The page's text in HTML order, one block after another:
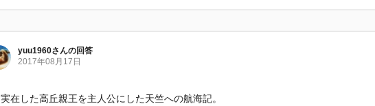
yuu1960さんの回答
2017年08月17日
実在した高丘親王を主人公にした天竺への航海記。